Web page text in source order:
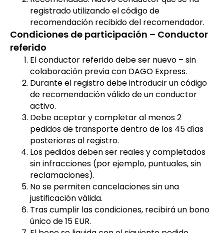
registrado utilizando el código de
recomendación recibido del recomendador.
Condiciones de participación – Conductor
referido
El conductor referido debe ser nuevo – sin
colaboración previa con DAGO Express.
Durante el registro debe introducir un código
de recomendación válido de un conductor
activo.
Debe aceptar y completar al menos 2
pedidos de transporte dentro de los 45 días
posteriores al registro.
Los pedidos deben ser reales y completados
sin infracciones (por ejemplo, puntuales, sin
reclamaciones).
No se permiten cancelaciones sin una
justificación válida.
Tras cumplir las condiciones, recibirá un bono
único de 15 EUR.